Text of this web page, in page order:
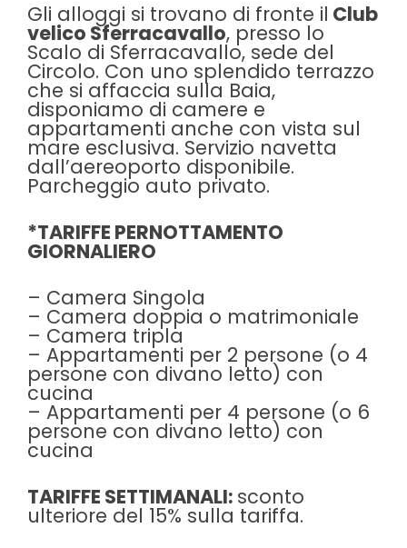
Gli alloggi si trovano di fronte il Club
velico Sferracavallo, presso lo
Scalo di Sferracavallo, sede del
Circolo. Con uno splendido terrazzo
che si affaccia sulla Baia,
disponiamo di camere e
appartamenti anche con vista sul
mare esclusiva. Servizio navetta
dall’aereoporto disponibile.
Parcheggio auto privato.
*TARIFFE PERNOTTAMENTO
GIORNALIERO
– Camera Singola
– Camera doppia o matrimoniale
– Camera tripla
– Appartamenti per 2 persone (o 4
persone con divano letto) con
cucina
– Appartamenti per 4 persone (o 6
persone con divano letto) con
cucina
TARIFFE SETTIMANALI: sconto
ulteriore del 15% sulla tariffa.